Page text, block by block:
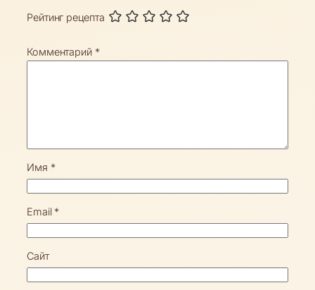
Рейтинг рецепта
Комментарий *
Имя *
Email *
Сайт